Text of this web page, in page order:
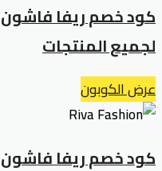
لجميع المنتجات
عرض الكوبون